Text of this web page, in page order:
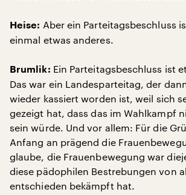
Heise: Aber ein Parteitagsbeschluss
einmal etwas anderes.
Brumlik: Ein Parteitagsbeschluss ist
Das war ein Landesparteitag, der
wieder kassiert worden ist, weil sich
gezeigt hat, dass das im Wahlkampf
sein würde. Und vor allem: Für die
Anfang an prägend die
glaube, die Frauenbewegung war
diese pädophilen Bestrebungen von
entschieden bekämpft hat.